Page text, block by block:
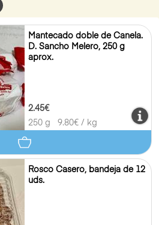
Mantecado doble de Canela.
D. Sancho Melero, 250 g
aprox.
2.45€
250 g
9.80€ / kg
Rosco Casero, bandeja de 12
uds.